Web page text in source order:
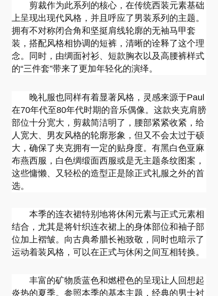
微博 QQ空间微信
剪裁作为此系列的核心，在传统西装元素基础
上呈现出现代风格，并且呼应了男装系列的主题。
拥有不对称闭合角和坚挺肩线轮廓的无袖马甲套
装，搭配风格相协调的短裤，清晰的诠释了这个理
念。同时，由绸面衬衫、短款胸衣以及高腰裤样式
的“三件套”带来了更加年轻化的演绎。
晚礼服也同样有着显著风格，灵感来源于Paul
在70年代至80年代时期的音乐偶像。这款夹克肩膀
部位十分宽大，剪裁简洁明了，腰部紧紧收紧，给
人宽大、男友风格的轮廓形象，但又不会太过于硕
大，确保了夹克拥有一定的贴身度。有黑白色亚麻
布燕西服，白色绸缎面西服或是无主题条纹图案，
这些慵懒、又轻松的造型正是除正式礼服之外的首
选。
本季的连衣裙特别地将休闲元素与正式元素相
结合，尤其是将针织连衣裙上的身体部位和袖子部
位加上褶皱。向古典希腊长袍致敬，同时也暗示了
运动着装风格，可以在正式与休闲之间互相转换。
丰富的矿物质蓝色和燃橙色的呈现让人回想起
炎热的夏季。参照本季的基本主题，经典的男士衬